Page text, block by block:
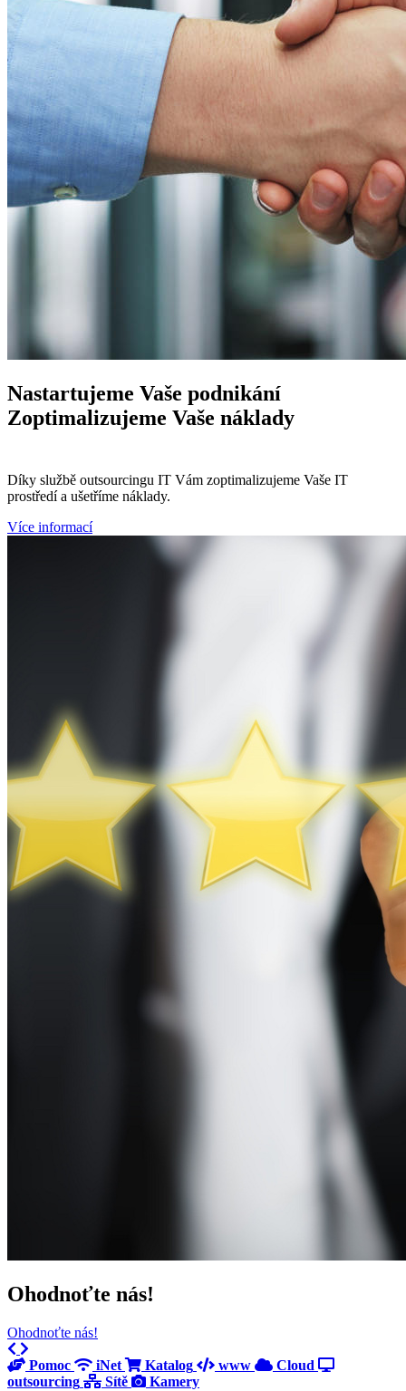
Nastartujeme Vaše podnikání
Zoptimalizujeme Vaše náklady
Díky službě outsourcingu IT Vám zoptimalizujeme Vaše IT
prostředí a ušetříme náklady.
Více informací
Ohodnoťte nás!
Ohodnoťte nás!
Previous
Pomoc
iNet Katalog www
Cloud
outsourcing
Sítě Kamery